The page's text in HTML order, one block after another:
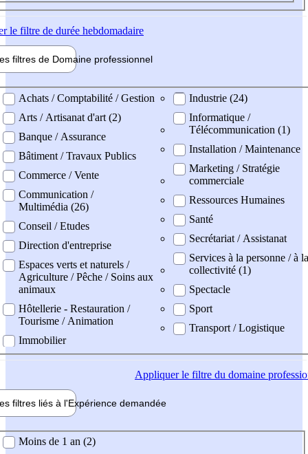
le filtre de durée hebdomadaire
filtres de Domaine professionnel
professionel
Achats / Comptabilité / Gestion
Arts / Artisanat d'art (2)
Banque / Assurance
Bâtiment / Travaux Publics
Commerce / Vente
Communication /
Multimédia (26)
Conseil / Etudes
Direction d'entreprise
Espaces verts et naturels /
Agriculture / Pêche / Soins aux
animaux
Hôtellerie - Restauration /
Tourisme / Animation
Immobilier
Industrie (24)
Informatique /
Télécommunication (1)
Installation / Maintenance
Marketing / Stratégie
commerciale
Ressources Humaines
Santé
Secrétariat / Assistanat
Services à la personne / à la
collectivité (1)
Spectacle
Sport
Transport / Logistique
Appliquerle filtre du domaine
filtres liés à l'Expérience demandée
demandée
Moins de 1 an (2)